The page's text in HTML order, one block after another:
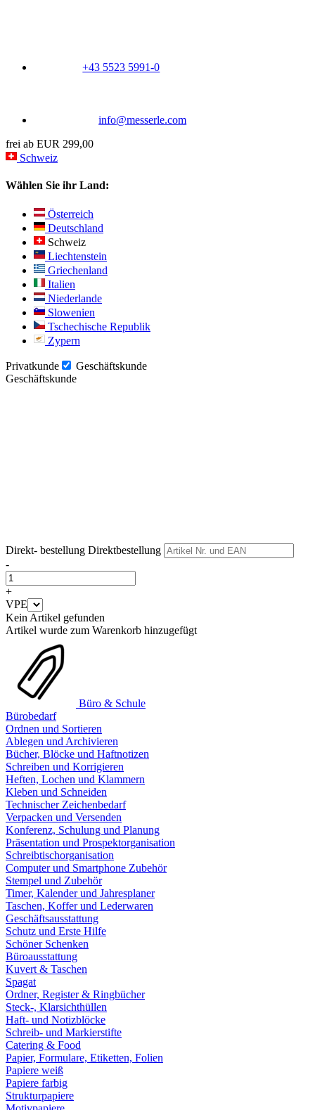
+43 5523 5991-0
info@messerle.com
frei ab EUR 299,00
Schweiz
Wählen Sie ihr Land:
Österreich
Deutschland
Schweiz
Liechtenstein
Griechenland
Italien
Niederlande
Slowenien
Tschechische Republik
Zypern
Privatkunde
Geschäftskunde
Geschäftskunde
Direkt- bestellung Direktbestellung
-
+
VPE
Kein Artikel gefunden
Artikel wurde zum Warenkorb hinzugefügt
Büro & Schule
Bürobedarf
Ordnen und Sortieren
Ablegen und Archivieren
Bücher, Blöcke und Haftnotizen
Schreiben und Korrigieren
Heften, Lochen und Klammern
Kleben und Schneiden
Technischer Zeichenbedarf
Verpacken und Versenden
Konferenz, Schulung und Planung
Präsentation und Prospektorganisation
Schreibtischorganisation
Computer und Smartphone Zubehör
Stempel und Zubehör
Timer, Kalender und Jahresplaner
Taschen, Koffer und Lederwaren
Geschäftsausstattung
Schutz und Erste Hilfe
Schöner Schenken
Büroausstattung
Kuvert & Taschen
Spagat
Ordner, Register & Ringbücher
Steck-, Klarsichthüllen
Haft- und Notizblöcke
Schreib- und Markierstifte
Catering & Food
Papier, Formulare, Etiketten, Folien
Papiere weiß
Papiere farbig
Strukturpapiere